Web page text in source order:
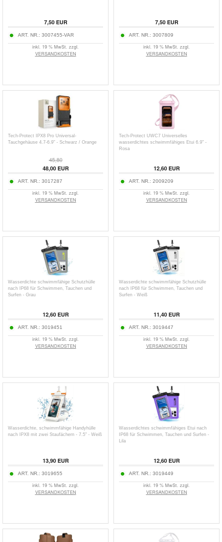
7,50EUR
ART. NR.: 3007455-VAR
inkl. 19 % MwSt. zzgl.
VERSANDKOSTEN
7,50EUR
ART. NR.: 3007809
inkl. 19 % MwSt. zzgl.
VERSANDKOSTEN
Tech-Protect IPX8 Pro Universal-
Tauchgehäuse 4.7-6.9" - Schwarz / Orange
45,80
48,00EUR
ART. NR.: 3017287
inkl. 19 % MwSt. zzgl.
VERSANDKOSTEN
Tech-Protect UWC7 Universelles
wasserdichtes schwimmfähiges Etui 6.9" -
Rosa
12,60EUR
ART. NR.: 2009209
inkl. 19 % MwSt. zzgl.
VERSANDKOSTEN
Wasserdichte schwimmfähige Schutzhülle
nach IP68 für Schwimmen, Tauchen und
Surfen - Grau
12,60EUR
ART. NR.: 3019451
inkl. 19 % MwSt. zzgl.
VERSANDKOSTEN
Wasserdichte schwimmfähige Schutzhülle
nach IP68 für Schwimmen, Tauchen und
Surfen - Weiß
11,40EUR
ART. NR.: 3019447
inkl. 19 % MwSt. zzgl.
VERSANDKOSTEN
Wasserdichte, schwimmfähige Handyhülle
nach IPX8 mit zwei Staufächern - 7.5" - Weiß
13,90EUR
ART. NR.: 3019655
inkl. 19 % MwSt. zzgl.
VERSANDKOSTEN
Wasserdichtes schwimmfähiges Etui nach
IP68 für Schwimmen, Tauchen und Surfen -
Lila
12,60EUR
ART. NR.: 3019449
inkl. 19 % MwSt. zzgl.
VERSANDKOSTEN